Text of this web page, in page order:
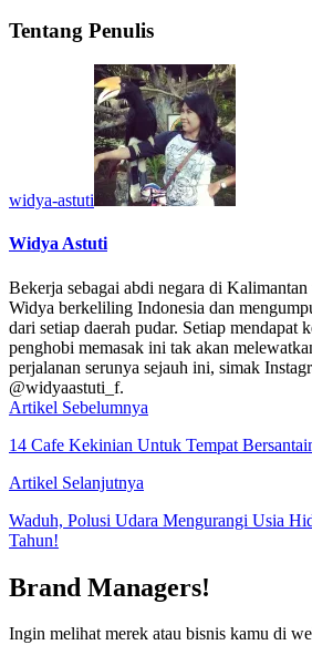
Tentang Penulis
widya-astuti
Widya Astuti
Bekerja sebagai abdi negara di
Widya berkeliling Indonesia dan
dari setiap daerah pudar. Setiap mendapat
penghobi memasak ini tak akan
perjalanan serunya sejauh ini, simak
@widyaastuti_f.
Artikel Sebelumnya
14 Cafe Kekinian Untuk Tempat
Artikel Selanjutnya
Waduh, Polusi Udara Mengurangi Usia
Tahun!
Brand Managers!
Ingin melihat merek atau bisnis kamu di